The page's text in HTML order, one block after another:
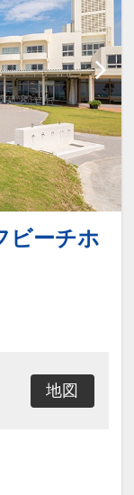
ビーチホ
地図